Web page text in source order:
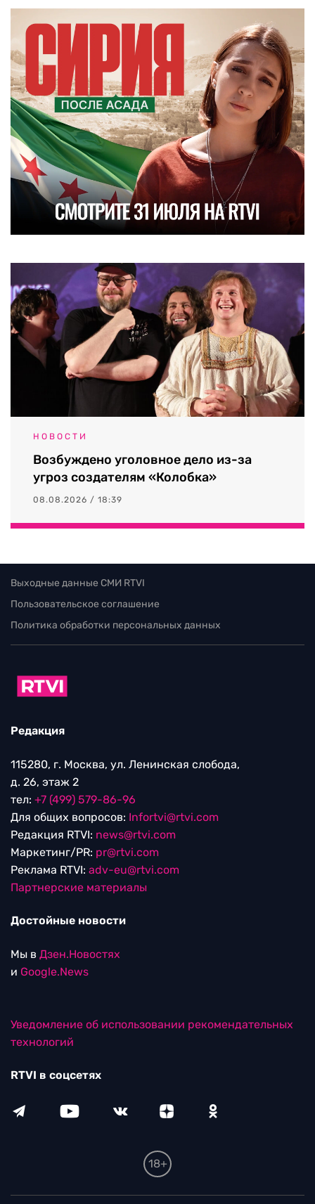
НОВОСТИ
Возбуждено уголовное дело из-за
угроз создателям «Колобка»
08.08.2026 / 18:39
Выходные данные СМИ RTVI
Пользовательское соглашение
Политика обработки персональных данных
Редакция
115280, г. Москва, ул. Ленинская слобода,
д. 26, этаж 2
тел: +7 (499) 579-86-96
Для общих вопросов: Infortvi@rtvi.com
Редакция RTVI: news@rtvi.com
Маркетинг/PR: pr@rtvi.com
Реклама RTVI: adv-eu@rtvi.com
Партнерские материалы
Достойные новости
Мы в Дзен.Новостях
и Google.News
Уведомление об использовании рекомендательных
технологий
RTVI в соцсетях
18+